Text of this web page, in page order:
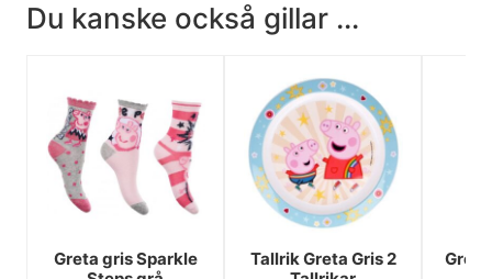
Du kanske också gillar ...
Greta gris Sparkle
Tallrik Greta Gris 2